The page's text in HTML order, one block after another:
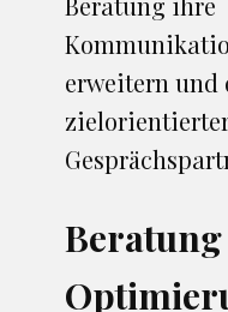
erweitern und